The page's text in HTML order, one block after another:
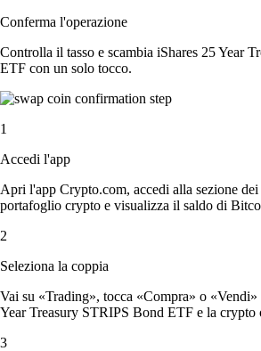
Conferma l'operazione
Controlla il tasso e scambia iShares 25 Year
ETF con un solo tocco.
1
Accedi l'app
Apri l'app Crypto.com, accedi alla sezione
portafoglio crypto e visualizza il saldo di
2
Seleziona la coppia
Vai su «Trading», tocca «Compra» o «Vendi»
Year Treasury STRIPS Bond ETF e la crypto
3